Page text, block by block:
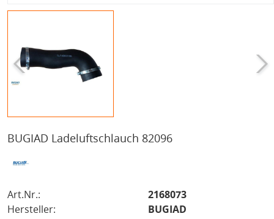
BUGIAD Ladeluftschlauch 82096
Art.Nr.:
2168073
Hersteller:
BUGIAD